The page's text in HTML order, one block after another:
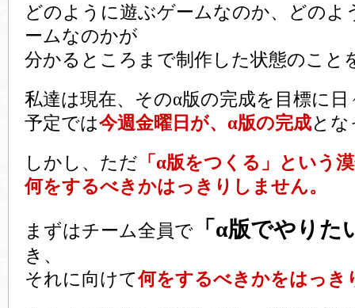
どのように遊ぶゲームなのか、どのよ
ームなのかが
分かるところまで制作した状態のこと
私達は現在、そのα版の完成を目標に
予定では今週金曜日が、α版の完成と
しかし、ただ 「α版をつくる」という
何をするべきかはっきりしません。
まずはチーム全員で 「α版でやりた
き、
それに向けて何をするべきかをはっき